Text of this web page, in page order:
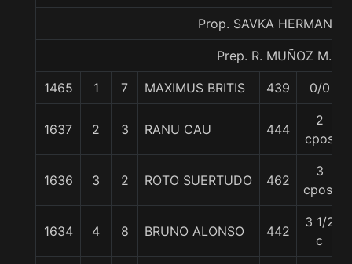
Prop. SAVKA HERMANOS
Prep. R. MUÑOZ M.
1465 1 7 MAXIMUS BRITIS 439 0/0
1637 2 3 RANU CAU 444
2
cpos
1636 3 2 ROTO SUERTUDO 462
3
cpos.
1634 4 8 BRUNO ALONSO 442
3 1/2
c